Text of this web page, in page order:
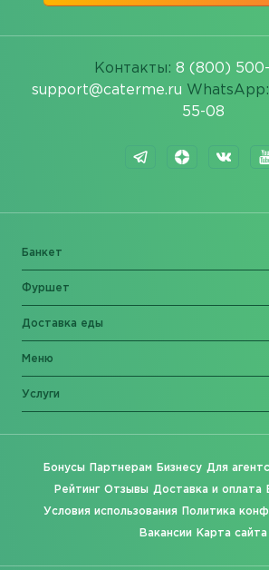
Контакты: 8 (800)
support@caterme.ru WhatsApp:
55-08
Банкет
Фуршет
Доставка еды
Меню
Услуги
Бонусы Партнерам Бизнесу Для
Рейтинг Отзывы Доставка и оплата
Условия использования Политика
Вакансии Карта сайта